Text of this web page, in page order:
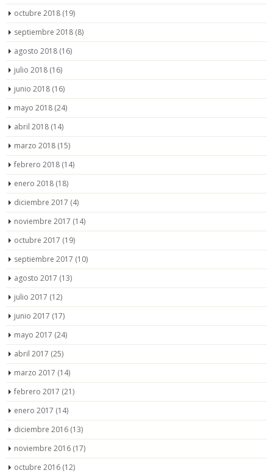
octubre 2018 (19)
septiembre 2018 (8)
agosto 2018 (16)
julio 2018 (16)
junio 2018 (16)
mayo 2018 (24)
abril 2018 (14)
marzo 2018 (15)
febrero 2018 (14)
enero 2018 (18)
diciembre 2017 (4)
noviembre 2017 (14)
octubre 2017 (19)
septiembre 2017 (10)
agosto 2017 (13)
julio 2017 (12)
junio 2017 (17)
mayo 2017 (24)
abril 2017 (25)
marzo 2017 (14)
febrero 2017 (21)
enero 2017 (14)
diciembre 2016 (13)
noviembre 2016 (17)
octubre 2016 (12)